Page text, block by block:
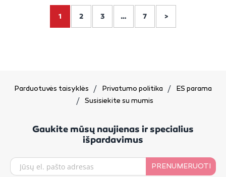
1 2 3 … 7 >
Parduotuvės taisyklės Privatumo politika
ES parama
Susisiekite su mumis
Gaukite mūsų naujienas ir specialius
išpardavimus
PRENUMERUOTI